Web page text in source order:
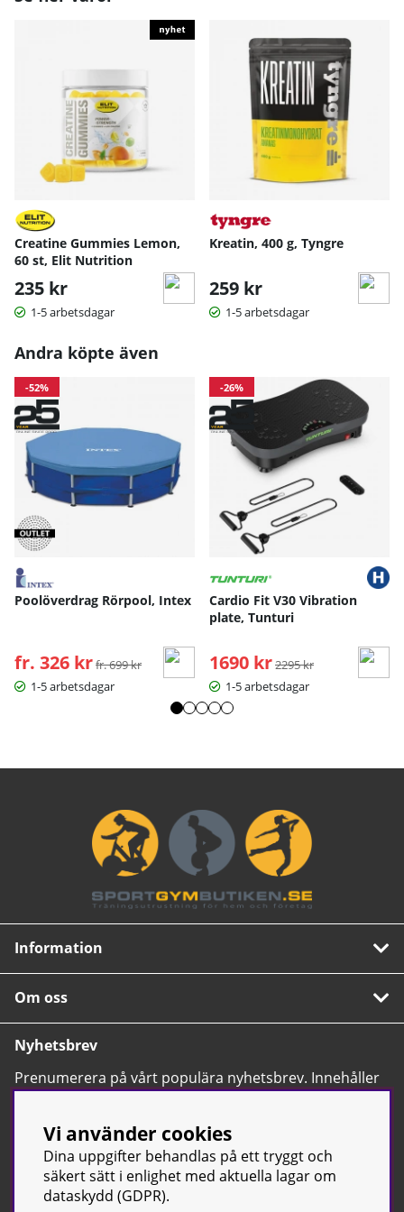
Creatine Gummies Lemon,
60 st, Elit Nutrition
235 kr
1-5 arbetsdagar
Kreatin, 400 g, Tyngre
259 kr
1-5 arbetsdagar
Andra köpte även
-52%
Poolöverdrag Rörpool, Intex
fr. 326 kr Ordinarie pris:
fr. 699 kr
1-5 arbetsdagar
-26%
Cardio Fit V30 Vibration
plate, Tunturi
1690 kr Ordinarie pris:
2295 kr
1-5 arbetsdagar
Information
Om oss
Nyhetsbrev
Prenumerera på vårt populära nyhetsbrev. Innehåller
tips, nyheter och våra allra bästa erbjudanden.
Vi använder cookies
Dina uppgifter behandlas på ett tryggt och
säkert sätt i enlighet med aktuella lagar om
dataskydd (GDPR).